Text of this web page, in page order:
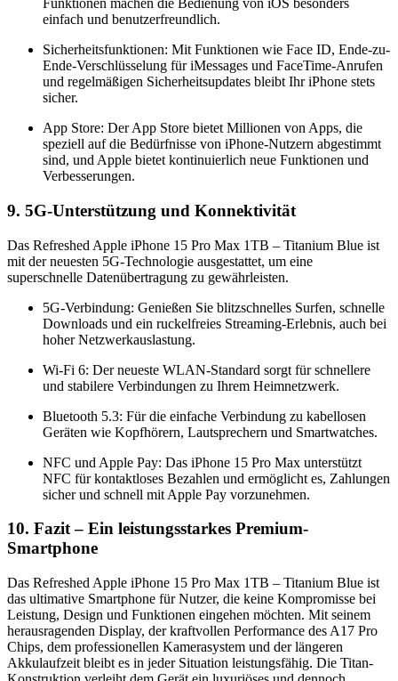
Funktionen machen die Bedienung von iOS besonders
einfach und benutzerfreundlich.
Sicherheitsfunktionen: Mit Funktionen wie Face ID, Ende-zu-
Ende-Verschlüsselung für iMessages und FaceTime-Anrufen
und regelmäßigen Sicherheitsupdates bleibt Ihr iPhone stets
sicher.
App Store: Der App Store bietet Millionen von Apps, die
speziell auf die Bedürfnisse von iPhone-Nutzern abgestimmt
sind, und Apple bietet kontinuierlich neue Funktionen und
Verbesserungen.
9. 5G-Unterstützung und Konnektivität
Das Refreshed Apple iPhone 15 Pro Max 1TB – Titanium Blue ist
mit der neuesten 5G-Technologie ausgestattet, um eine
superschnelle Datenübertragung zu gewährleisten.
5G-Verbindung: Genießen Sie blitzschnelles Surfen, schnelle
Downloads und ein ruckelfreies Streaming-Erlebnis, auch bei
hoher Netzwerkauslastung.
Wi-Fi 6: Der neueste WLAN-Standard sorgt für schnellere
und stabilere Verbindungen zu Ihrem Heimnetzwerk.
Bluetooth 5.3: Für die einfache Verbindung zu kabellosen
Geräten wie Kopfhörern, Lautsprechern und Smartwatches.
NFC und Apple Pay: Das iPhone 15 Pro Max unterstützt
NFC für kontaktloses Bezahlen und ermöglicht es, Zahlungen
sicher und schnell mit Apple Pay vorzunehmen.
10. Fazit – Ein leistungsstarkes Premium-
Smartphone
Das Refreshed Apple iPhone 15 Pro Max 1TB – Titanium Blue ist
das ultimative Smartphone für Nutzer, die keine Kompromisse bei
Leistung, Design und Funktionen eingehen möchten. Mit seinem
herausragenden Display, der kraftvollen Performance des A17 Pro
Chips, dem professionellen Kamerasystem und der längeren
Akkulaufzeit bleibt es in jeder Situation leistungsfähig. Die Titan-